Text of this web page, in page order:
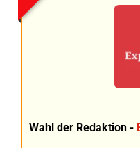
Wahl der Redaktion -